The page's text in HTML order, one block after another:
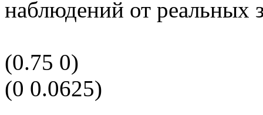
наблюдений от реальных
(0.75 0)
(0 0.0625)